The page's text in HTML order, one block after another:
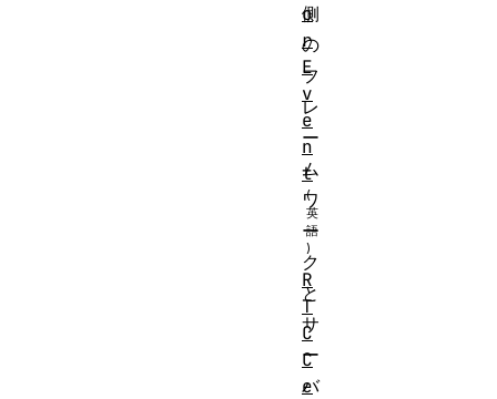
側
の
フ
レ
ー
ム
ワ
ー
ク
と
サ
ー
バ
o
r
E
v
e
n
t
R
T
C
C
e